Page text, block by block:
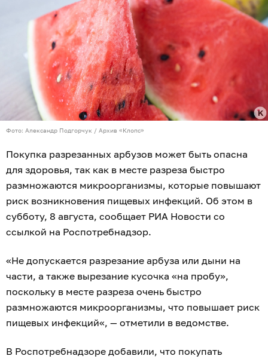
Фото: Александр Подгорчук / Архив «Клопс»
Покупка разрезанных арбузов может быть опасна
для здоровья, так как в месте разреза быстро
размножаются микроорганизмы, которые повышают
риск возникновения пищевых инфекций. Об этом в
субботу, 8 августа, сообщает РИА Новости со
ссылкой на Роспотребнадзор.
«Не допускается разрезание арбуза или дыни на
части, а также вырезание кусочка «на пробу»,
поскольку в месте разреза очень быстро
размножаются микроорганизмы, что повышает риск
пищевых инфекций«, — отметили в ведомстве.
В Роспотребнадзоре добавили, что покупать